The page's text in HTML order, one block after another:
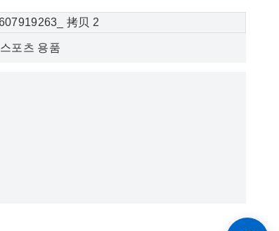
스포츠 용품